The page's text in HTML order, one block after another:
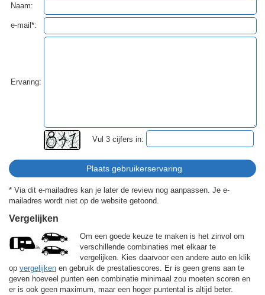
Naam:
e-mail*:
Ervaring:
Vul 3 cijfers in:
* Via dit e-mailadres kan je later de review nog aanpassen. Je e-
mailadres wordt niet op de website getoond.
Vergelijken
Om een goede keuze te maken is het zinvol om
verschillende combinaties met elkaar te
vergelijken. Kies daarvoor een andere auto en klik
op vergelijken en gebruik de prestatiescores. Er is geen grens aan te
geven hoeveel punten een combinatie minimaal zou moeten scoren en
er is ook geen maximum, maar een hoger puntental is altijd beter.